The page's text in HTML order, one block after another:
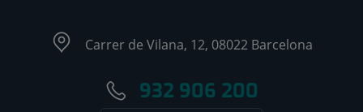
Carrer de Vilana, 12, 08022 Barcelona
932 906 200